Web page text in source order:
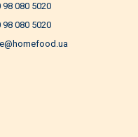
98 080 5020
98 080 5020